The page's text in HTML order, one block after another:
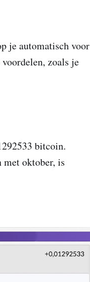
je automatisch voor
zoals je
bitcoin.
met oktober, is